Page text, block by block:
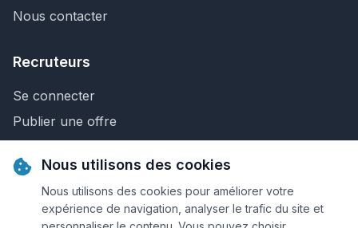
Nous contacter
Recruteurs
Se connecter
Publier une offre
Nous contacter
Nous utilisons des cookies
Nous utilisons des cookies pour améliorer votre
expérience de navigation, analyser le trafic du site et